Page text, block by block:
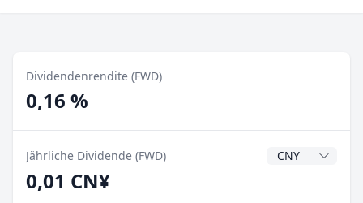
Dividendenrendite (FWD)
0,16 %
Jährliche Dividende (FWD)
0,01 CN¥